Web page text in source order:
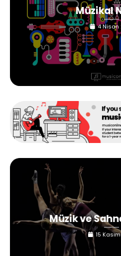
Müzikal
4 Nisan
Müzik ve
15